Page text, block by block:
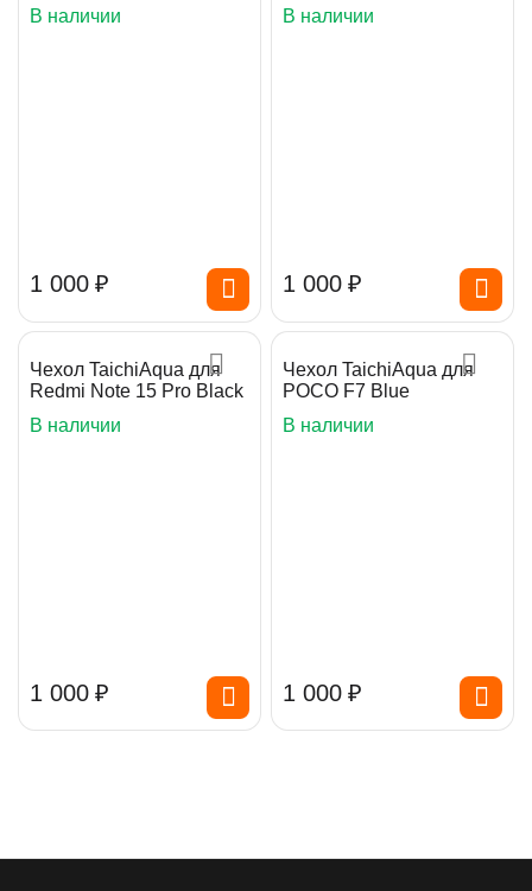
В наличии
1 000 ₽
В наличии
1 000 ₽
Чехол TaichiAqua для
Redmi Note 15 Pro Black
В наличии
1 000 ₽
Чехол TaichiAqua для
POCO F7 Blue
В наличии
1 000 ₽